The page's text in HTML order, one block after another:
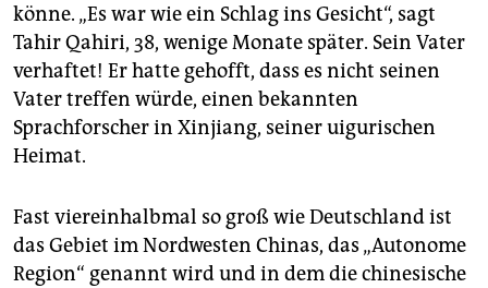
epaper login
könne. „Es war wie ein Schlag ins Gesicht“, sagt
Tahir Qahiri, 38, wenige Monate später. Sein Vater
verhaftet! Er hatte gehofft, dass es nicht seinen
Vater treffen würde, einen bekannten
Sprachforscher in Xin­jiang, seiner uigurischen
Heimat.
Fast viereinhalbmal so groß wie Deutschland ist
das Gebiet im Nordwesten Chinas, das „Autonome
Region“ genannt wird und in dem die chinesische